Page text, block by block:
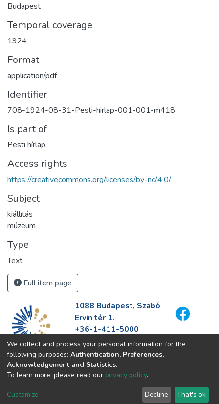
Budapest
Temporal coverage
1924
Format
application/pdf
Identifier
708-1924-08-31-Pesti-hirlap-001-001-m418
Is part of
Pesti hírlap
Access rights
https://creativecommons.org/licenses/by-nc/4.0/
Subject
kiállítás
múzeum
Type
Text
Full item page
1088 Budapest, Szabó
Ervin tér 1.
+36-1-411-5000
info@fszek.hu
https://fszek.hu
We collect and process your personal information for the
following purposes: Authentication, Preferences,
Acknowledgement and Statistics.
To learn more, please read our privacy policy.
Customize Decline That's ok